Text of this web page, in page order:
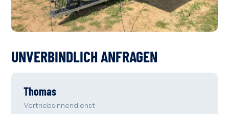
UNVERBINDLICH ANFRAGEN
Thomas
Vertriebsinnendienst